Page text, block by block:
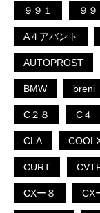
９９１ ９９
A４アバント
AUTOPROST
BMW breni
C２８ C４
CLA
CURT
CXー８ CX